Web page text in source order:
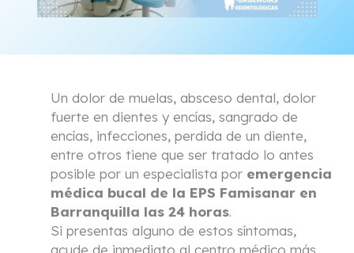
Un dolor de muelas, absceso dental, dolor
fuerte en dientes y encías, sangrado de
encías, infecciones, perdida de un diente,
entre otros tiene que ser tratado lo antes
posible por un especialista por emergencia
médica bucal de la EPS Famisanar en
Barranquilla las 24 horas.
Si presentas alguno de estos síntomas,
acude de inmediato al centro médico más